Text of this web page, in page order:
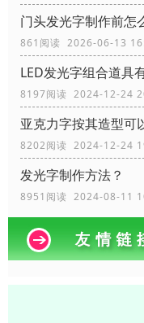
门头发光字制作前怎
861阅读 2026-06-13
LED发光字组合道具
8197阅读 2024-12-24
亚克力字按其造型可
8202阅读 2024-12-24
发光字制作方法？
8951阅读 2024-08-11